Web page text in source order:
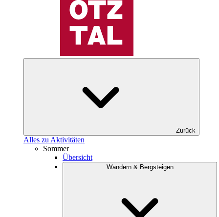
Zurück
Alles zu Aktivitäten
Sommer
Übersicht
Wandern & Bergsteigen